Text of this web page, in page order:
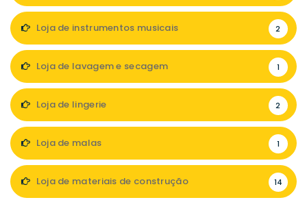
Loja de instrumentos musicais 2
Loja de lavagem e secagem 1
Loja de lingerie 2
Loja de malas 1
Loja de materiais de construção 14